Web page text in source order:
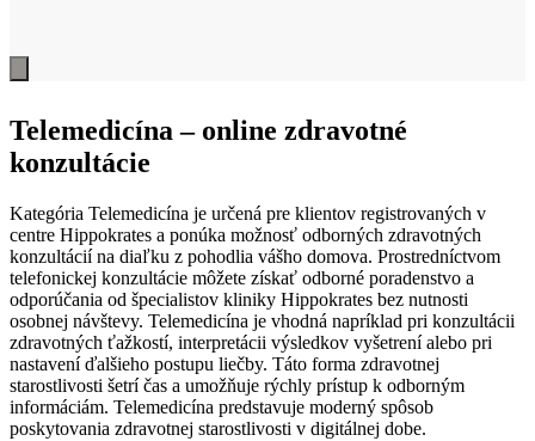
Telemedicína – online zdravotné
konzultácie
Kategória Telemedicína je určená pre klientov registrovaných v
centre Hippokrates a ponúka možnosť odborných zdravotných
konzultácií na diaľku z pohodlia vášho domova. Prostredníctvom
telefonickej konzultácie môžete získať odborné poradenstvo a
odporúčania od špecialistov kliniky Hippokrates bez nutnosti
osobnej návštevy. Telemedicína je vhodná napríklad pri konzultácii
zdravotných ťažkostí, interpretácii výsledkov vyšetrení alebo pri
nastavení ďalšieho postupu liečby. Táto forma zdravotnej
starostlivosti šetrí čas a umožňuje rýchly prístup k odborným
informáciám. Telemedicína predstavuje moderný spôsob
poskytovania zdravotnej starostlivosti v digitálnej dobe.